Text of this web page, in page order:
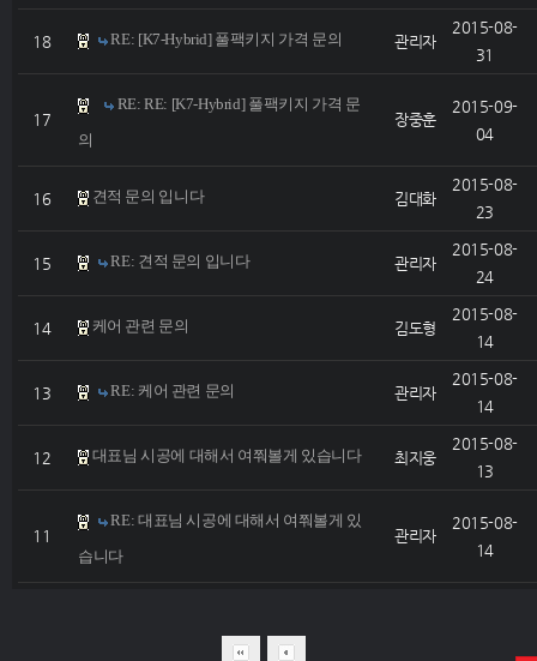
18 RE: [K7-Hybrid] 풀팩키지 가격 문의 관리자
2015-08-
31
17
RE: RE: [K7-Hybrid] 풀팩키지 가격 문
의
장중훈
2015-09-
04
16 견적 문의 입니다 김대화
2015-08-
23
15 RE: 견적 문의 입니다 관리자
2015-08-
24
14 케어 관련 문의 김도형
2015-08-
14
13 RE: 케어 관련 문의 관리자
2015-08-
14
12 대표님 시공에 대해서 여쭤볼게 있습니다 최지웅
2015-08-
13
11
RE: 대표님 시공에 대해서 여쭤볼게 있
습니다
관리자
2015-08-
14